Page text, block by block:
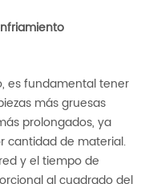
es fundamental tener
más gruesas
prolongados, ya
cantidad de material.
y el tiempo de